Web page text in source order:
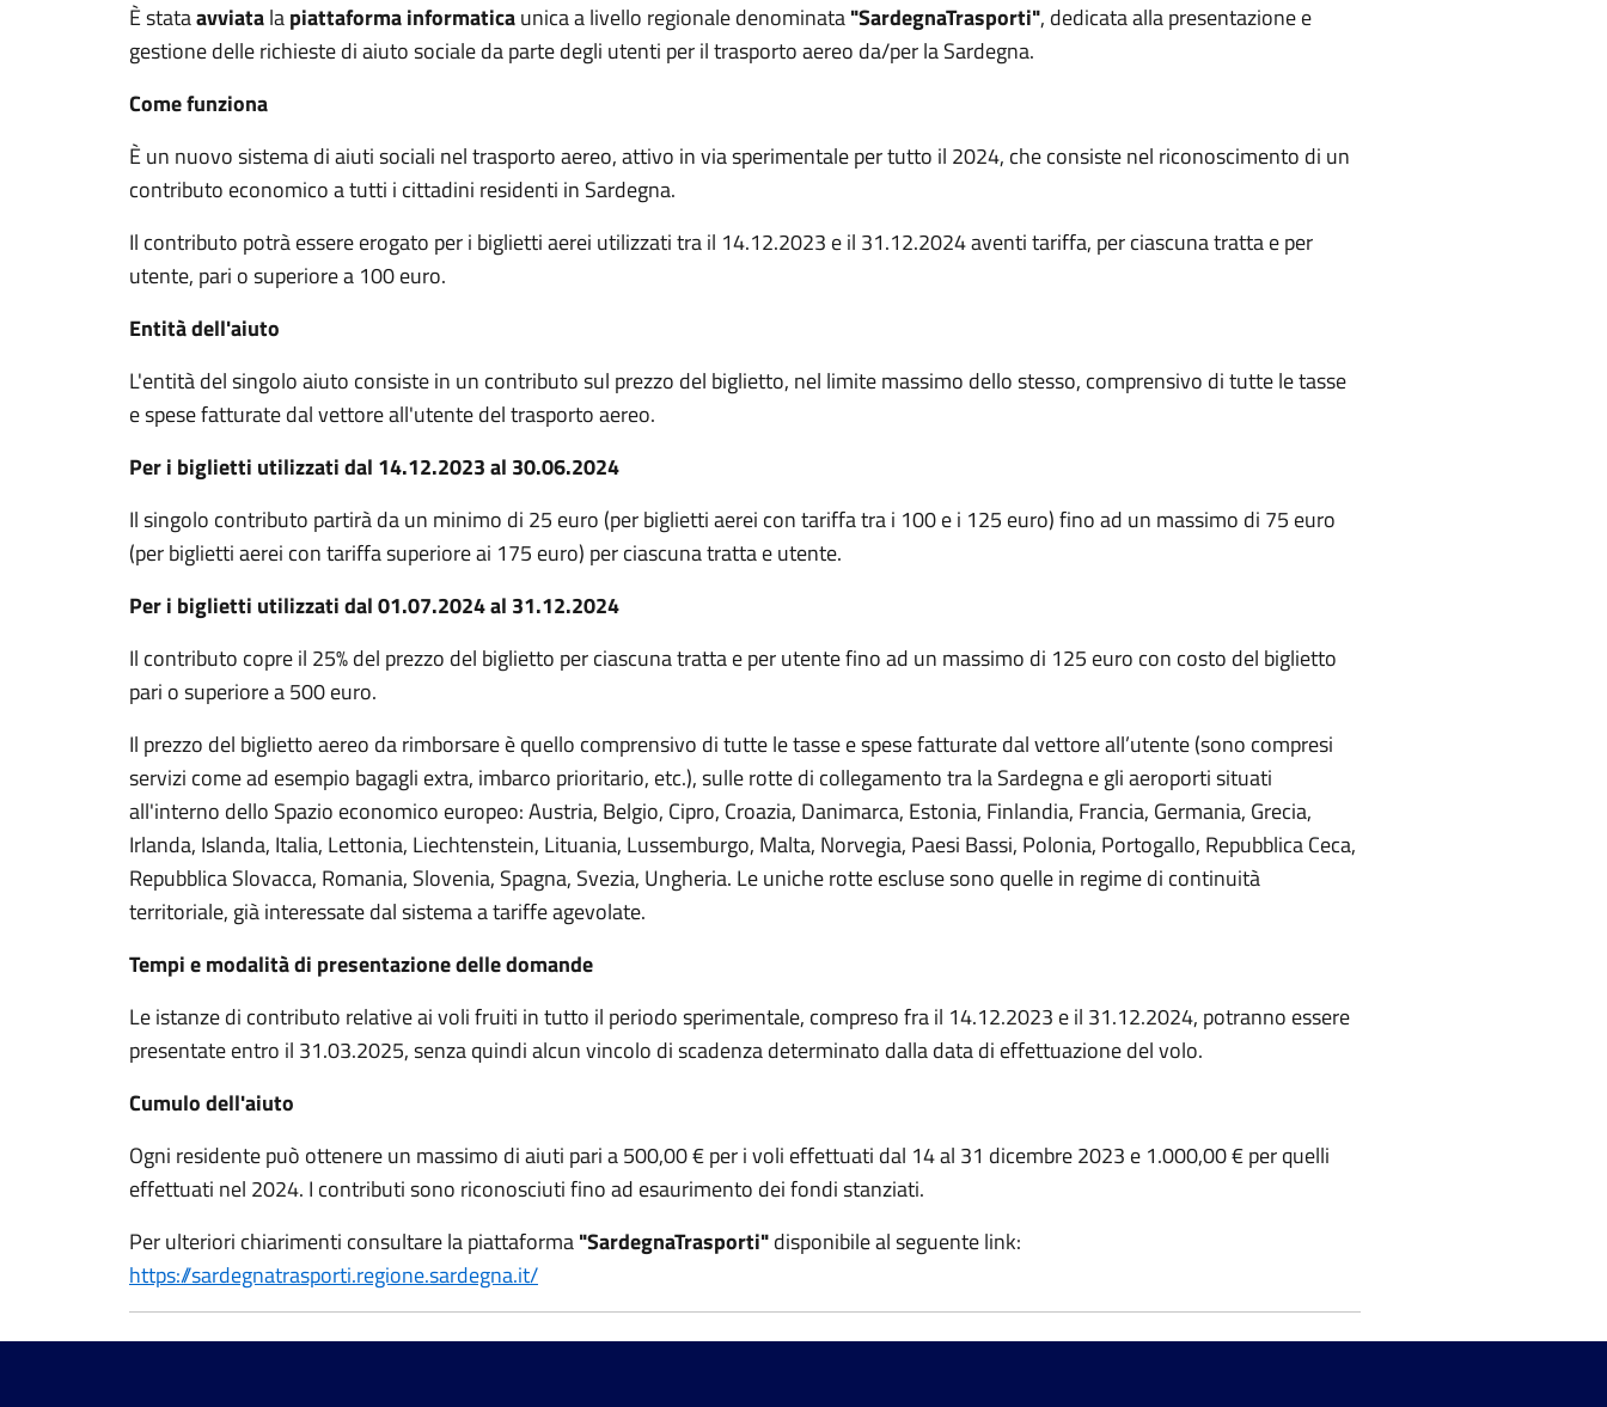
È stataavviatalapiattaforma informaticaunica a livello regionale denominata"SardegnaTrasporti", dedicata alla presentazione e
gestione delle richieste di aiuto sociale da parte degli utenti per il trasporto aereo da/per la Sardegna.
Come funziona
È un nuovo sistema di aiuti sociali nel trasporto aereo, attivo in via sperimentale per tutto il 2024, che consiste nel riconoscimento di un
contributo economico a tutti i cittadini residenti in Sardegna.
Il contributo potrà essere erogato per i biglietti aerei utilizzati tra il 14.12.2023 e il 31.12.2024 aventi tariffa, per ciascuna tratta e per
utente, pari o superiore a 100 euro.
Entità dell'aiuto
L'entità del singolo aiuto consiste in un contributo sul prezzo del biglietto, nel limite massimo dello stesso, comprensivo di tutte le tasse
e spese fatturate dal vettore all'utente del trasporto aereo.
Per i biglietti utilizzati dal 14.12.2023 al 30.06.2024
Il singolo contributo partirà da un minimo di 25 euro (per biglietti aerei con tariffa tra i 100 e i 125 euro) fino ad un massimo di 75 euro
(per biglietti aerei con tariffa superiore ai 175 euro) per ciascuna tratta e utente.
Per i biglietti utilizzati dal 01.07.2024 al 31.12.2024
Il contributo copre il 25% del prezzo del biglietto per ciascuna tratta e per utente fino ad un massimo di 125 euro con costo del biglietto
pari o superiore a 500 euro.
Il prezzo del biglietto aereo da rimborsare è quello comprensivo di tutte le tasse e spese fatturate dal vettore all’utente (sono compresi
servizi come ad esempio bagagli extra, imbarco prioritario, etc.), sulle rotte di collegamento tra la Sardegna e gli aeroporti situati
all'interno dello Spazio economico europeo: Austria, Belgio, Cipro, Croazia, Danimarca, Estonia, Finlandia, Francia, Germania, Grecia,
Irlanda, Islanda, Italia, Lettonia, Liechtenstein, Lituania, Lussemburgo, Malta, Norvegia, Paesi Bassi, Polonia, Portogallo, Repubblica Ceca,
Repubblica Slovacca, Romania, Slovenia, Spagna, Svezia, Ungheria. Le uniche rotte escluse sono quelle in regime di continuità
territoriale, già interessate dal sistema a tariffe agevolate.
Tempi e modalità di presentazione delle domande
Le istanze di contributo relative ai voli fruiti in tutto il periodo sperimentale, compreso fra il 14.12.2023 e il 31.12.2024, potranno essere
presentate entro il 31.03.2025, senza quindi alcun vincolo di scadenza determinato dalla data di effettuazione del volo.
Cumulo dell'aiuto
Ogni residente può ottenere un massimo di aiuti pari a 500,00 € per i voli effettuati dal 14 al 31 dicembre 2023 e 1.000,00 € per quelli
effettuati nel 2024. I contributi sono riconosciuti fino ad esaurimento dei fondi stanziati.
Per ulteriori chiarimenti consultare la piattaforma"SardegnaTrasporti"disponibile al seguente link:
https://sardegnatrasporti.regione.sardegna.it/